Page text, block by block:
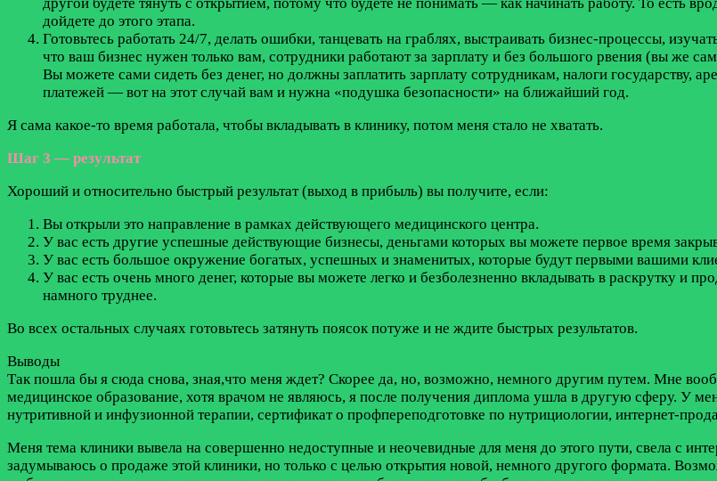
дойдете до этого этапа.
Готовьтесь работать 24/7, делать ошибки, танцевать на граблях, выстраивать бизнес-процессы,
что ваш бизнес нужен только вам, сотрудники работают за зарплату и без большого рвения (вы же
Вы можете сами сидеть без денег, но должны заплатить зарплату сотрудникам, налоги государству,
платежей — вот на этот случай вам и нужна «подушка безопасности» на ближайший год.
Я сама какое-то время работала, чтобы вкладывать в клинику, потом меня стало не хватать.
Шаг 3 — результат
Хороший и относительно быстрый результат (выход в прибыль) вы получите, если:
Вы открыли это направление в рамках действующего медицинского центра.
У вас есть другие успешные действующие бизнесы, деньгами которых вы можете первое время
У вас есть большое окружение богатых, успешных и знаменитых, которые будут первыми вашими
У вас есть очень много денег, которые вы можете легко и безболезненно вкладывать в раскрутку и
намного труднее.
Во всех остальных случаях готовьтесь затянуть поясок потуже и не ждите быстрых результатов.
Выводы
Так пошла бы я сюда снова, зная,что меня ждет? Скорее да, но, возможно, немного другим путем. Мне
медицинское образование, хотя врачом не являюсь, я после получения диплома ушла в другую сферу. У
нутритивной и инфузионной терапии, сертификат о профпереподготовке по нутрициологии, интернет-
Меня тема клиники вывела на совершенно недоступные и неочевидные для меня до этого пути, свела с
задумываюсь о продаже этой клиники, но только с целью открытия новой, немного другого формата.